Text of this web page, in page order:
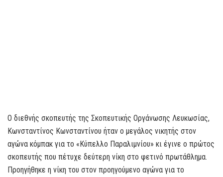
Ο διεθνής σκοπευτής της Σκοπευτικής Οργάνωσης Λευκωσίας,
Κωνσταντίνος Κωνσταντίνου ήταν ο μεγάλος νικητής στον
αγώνα κόμπακ για το «Κύπελλο Παραλιμνίου» κι έγινε ο πρώτος
σκοπευτής που πέτυχε δεύτερη νίκη στο φετινό πρωτάθλημα.
Προηγήθηκε η νίκη του στον προηγούμενο αγώνα για το